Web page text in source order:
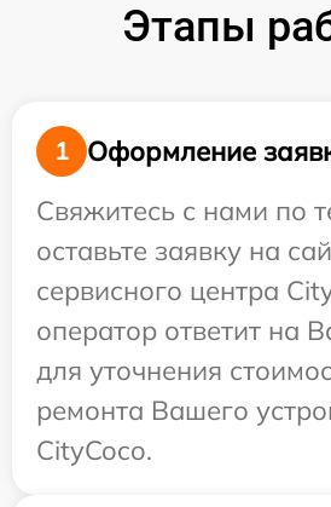
Этапы
1
Оформление
Свяжитесь с нами по
оставьте заявку на
сервисного центра
оператор ответит на
для уточнения
ремонта Вашего
CityCoco.